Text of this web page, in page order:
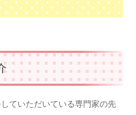
ていただいている専門家の先